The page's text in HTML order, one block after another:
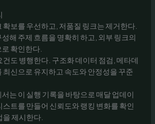
확보를 우선하고, 저품질 링크는 제거한다.
해 주제 흐름을 명확히 하고, 외부 링크의
확인한다.
건도 병행한다. 구조화 데이터 점검, 메타데
최신으로 유지하고 속도와 안정성을 꾸준
는 이 실행 기록을 바탕으로 매달 업데이
스트를 만들어 신뢰도와 랭킹 변화를 확인
제시한다.